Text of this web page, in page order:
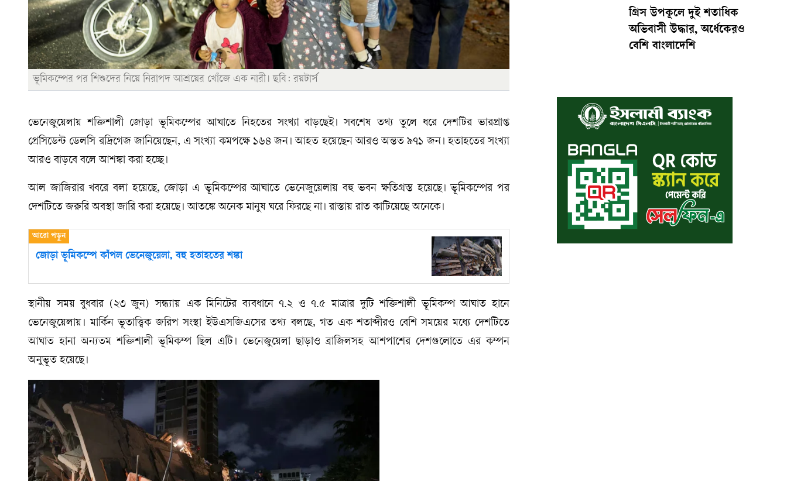
ভূমিকম্পের পর শিশুদের নিয়ে নিরাপদ আশ্রয়ের খোঁজে এক নারী। ছবি: রয়টার্স
ভেনেজুয়েলায় শক্তিশালী জোড়া ভূমিকম্পের আঘাতে নিহতের সংখ্যা বাড়ছেই। সবশেষ তথ্য তুলে ধরে দেশটির ভারপ্রাপ্ত
প্রেসিডেন্ট ডেলসি রদ্রিগেজ জানিয়েছেন, এ সংখ্যা কমপক্ষে ১৬৪ জন। আহত হয়েছেন আরও অন্তত ৯৭১ জন। হতাহতের সংখ্যা
আরও বাড়বে বলে আশঙ্কা করা হচ্ছে।
আল জাজিরার খবরে বলা হয়েছে, জোড়া এ ভূমিকম্পের আঘাতে ভেনেজুয়েলায় বহু ভবন ক্ষতিগ্রস্ত হয়েছে। ভূমিকম্পের পর
দেশটিতে জরুরি অবস্থা জারি করা হয়েছে। আতঙ্কে অনেক মানুষ ঘরে ফিরছে না। রাস্তায় রাত কাটিয়েছে অনেকে।
জোড়া ভূমিকম্পে কাঁপল ভেনেজুয়েলা, বহু হতাহতের শঙ্কা
স্থানীয় সময় বুধবার (২৩ জুন) সন্ধ্যায় এক মিনিটের ব্যবধানে ৭.২ ও ৭.৫ মাত্রার দুটি শক্তিশালী ভূমিকম্প আঘাত হানে
ভেনেজুয়েলায়। মার্কিন ভূতাত্ত্বিক জরিপ সংস্থা ইউএসজিএসের তথ্য বলছে, গত এক শতাব্দীরও বেশি সময়ের মধ্যে দেশটিতে
আঘাত হানা অন্যতম শক্তিশালী ভূমিকম্প ছিল এটি। ভেনেজুয়েলা ছাড়াও ব্রাজিলসহ আশপাশের দেশগুলোতে এর কম্পন
অনুভূত হয়েছে।
গ্রিস উপকূলে দুই শতাধিক
অভিবাসী উদ্ধার, অর্ধেকেরও
বেশি বাংলাদেশি